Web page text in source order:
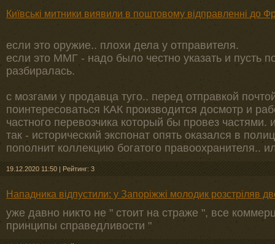
Київські митники виявили в поштовому відправленні до
если это оружие.. плохи дела у отправителя.
если это ММГ - надо было честно указать и пусть
разбиралась.
с мозгами у продавца туго.. перед отправкой
поинтересоваться КАК производится досмотр и
частного перевозчика который бы провез
так - исторический экспонат опять оказался в
пополнит коллекцию богатого правоохранителя..
19.12.2020 11:50 | Рейтинг: 3
Нападника відпустили: у Запоріжжі молодик розстріляв
уже давно никто не " стоит на страже ", все
принципы справедливости "